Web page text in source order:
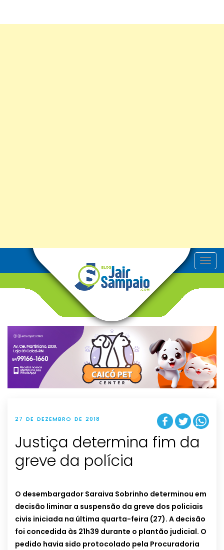
T
o
v
g
t
i
o
n
27 DE DEZEMBRO DE 2018
Justiça determina fim da
greve da polícia
O desembargador Saraiva Sobrinho determinou em
decisão liminar a suspensão da greve dos policiais
civis iniciada na última quarta-feira (27). A decisão
foi concedida às 21h39 durante o plantão judicial. O
pedido havia sido protocolado pela Procuradoria